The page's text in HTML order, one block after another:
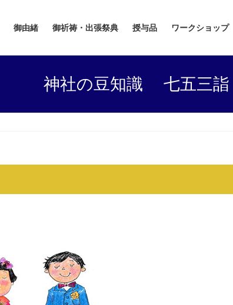
御由緒 御祈祷・出張祭典 授与品 ワークショップ
神社の豆知識 七五三詣